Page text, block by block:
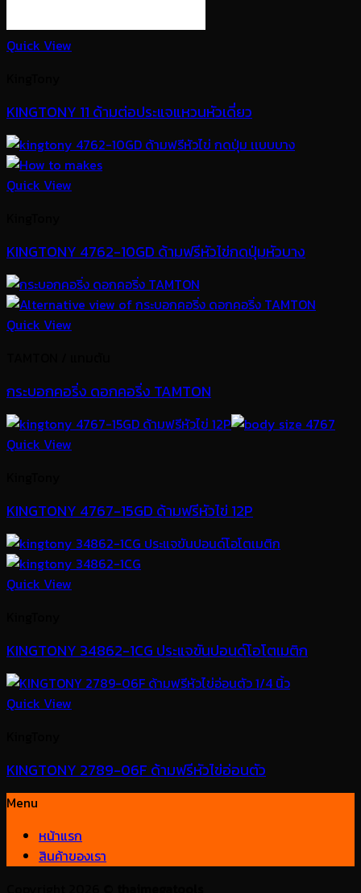
Quick View
KINGTONY 11 ด้ามต่อประแจแหวนหัวเดี่ยว
Quick View
KINGTONY 4762-10GD ด้ามฟรีหัวไข่กดปุ่มหัวบาง
Quick View
กระบอกคอริ่ง ดอกคอริ่ง TAMTON
Quick View
KINGTONY 4767-15GD ด้ามฟรีหัวไข่ 12P
Quick View
KINGTONY 34862-1CG ประแจขันปอนด์โอโตเมติก
Quick View
KINGTONY 2789-06F ด้ามฟรีหัวไข่อ่อนตัว
Menu
หน้าแรก
สินค้าของเรา